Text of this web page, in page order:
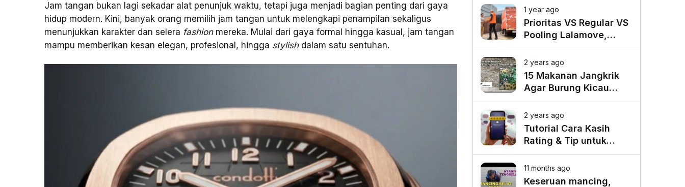
Jam tangan bukan lagi sekadar alat penunjuk waktu, tetapi juga menjadi bagian penting dari gaya
hidup modern. Kini, banyak orang memilih jam tangan untuk melengkapi penampilan sekaligus
menunjukkan karakter dan selera fashion mereka. Mulai dari gaya formal hingga kasual, jam tangan
mampu memberikan kesan elegan, profesional, hingga stylish dalam satu sentuhan.
1 year ago
Prioritas VS Regular VS
Pooling Lalamove,
Mana yang Paling
Cocok untuk Kebutuhan
Anda?
2 years ago
15 Makanan Jangkrik
Agar Burung Kicau
Tampil Maksimal
2 years ago
Tutorial Cara Kasih
Rating & Tip untuk
Driver Lalamove Ride
11 months ago
Keseruan mancing,